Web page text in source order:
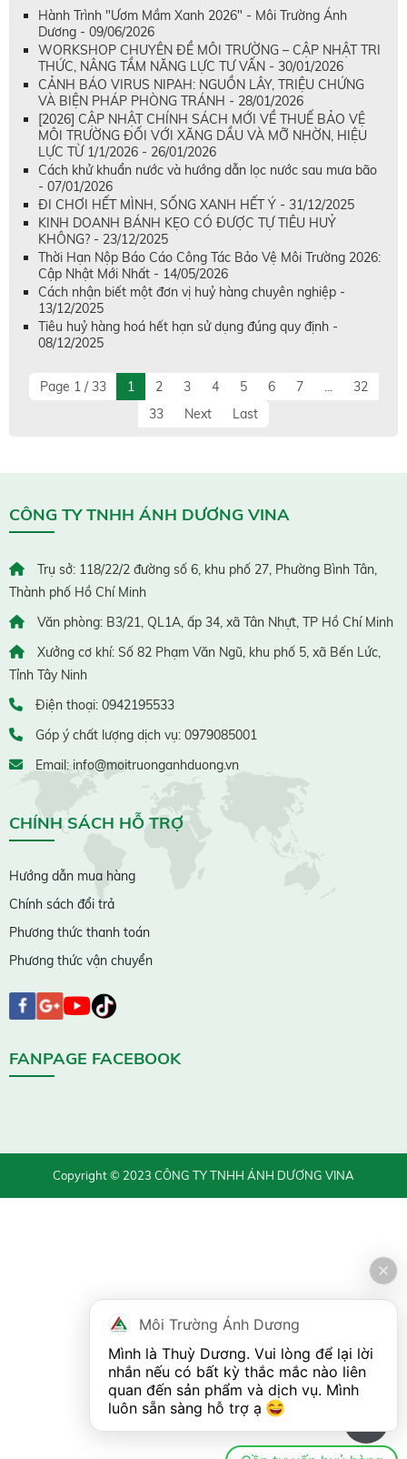
Hành Trình "Ươm Mầm Xanh 2026" - Môi Trường Ánh
Dương - 09/06/2026
WORKSHOP CHUYÊN ĐỀ MÔI TRƯỜNG – CẬP NHẬT TRI
THỨC, NÂNG TẦM NĂNG LỰC TƯ VẤN - 30/01/2026
CẢNH BÁO VIRUS NIPAH: NGUỒN LÂY, TRIỆU CHỨNG
VÀ BIỆN PHÁP PHÒNG TRÁNH - 28/01/2026
[2026] CẬP NHẬT CHÍNH SÁCH MỚI VỀ THUẾ BẢO VỆ
MÔI TRƯỜNG ĐỐI VỚI XĂNG DẦU VÀ MỠ NHỜN, HIỆU
LỰC TỪ 1/1/2026 - 26/01/2026
Cách khử khuẩn nước và hướng dẫn lọc nước sau mưa bão
- 07/01/2026
ĐI CHƠI HẾT MÌNH, SỐNG XANH HẾT Ý - 31/12/2025
KINH DOANH BÁNH KẸO CÓ ĐƯỢC TỰ TIÊU HUỶ
KHÔNG? - 23/12/2025
Thời Hạn Nộp Báo Cáo Công Tác Bảo Vệ Môi Trường 2026:
Cập Nhật Mới Nhất - 14/05/2026
Cách nhận biết một đơn vị huỷ hàng chuyên nghiệp -
13/12/2025
Tiêu huỷ hàng hoá hết hạn sử dụng đúng quy định -
08/12/2025
Page 1 / 33 1 2 3 4 5 6 7 ...
32
33
Next Last
CÔNG TY TNHH ÁNH DƯƠNG VINA
Trụ sở: 118/22/2 đường số 6, khu phố 27, Phường Bình Tân,
Thành phố Hồ Chí Minh
Văn phòng: B3/21, QL1A, ấp 34, xã Tân Nhựt, TP Hồ Chí Minh
Xưởng cơ khí: Số 82 Phạm Văn Ngũ, khu phố 5, xã Bến Lức,
Tỉnh Tây Ninh
Điện thoại: 0942195533
Góp ý chất lượng dịch vụ: 0979085001
Email: info@moitruonganhduong.vn
CHÍNH SÁCH HỖ TRỢ
Hướng dẫn mua hàng
Chính sách đổi trả
Phương thức thanh toán
Phương thức vận chuyển
FANPAGE FACEBOOK
Copyright © 2023 CÔNG TY TNHH ÁNH DƯƠNG VINA
Môi Trường Ánh Dương
Mình là Thuỳ Dương. Vui lòng để lại lời
nhắn nếu có bất kỳ thắc mắc nào liên
quan đến sản phẩm và dịch vụ. Mình
luôn sẵn sàng hỗ trợ ạ